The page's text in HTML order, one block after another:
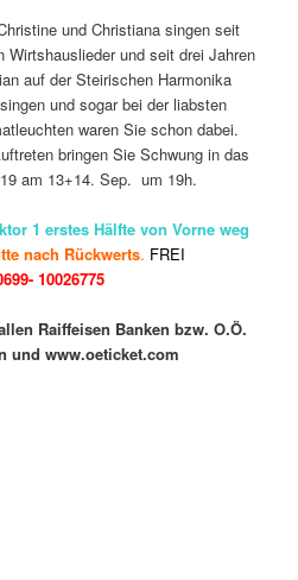
und Christiana singen seit
Wirtshauslieder und seit drei Jahren
auf der Steirischen Harmonika
und sogar bei der liabsten
waren Sie schon dabei.
bringen Sie Schwung in das
am 13+14. Sep. um 19h.
1 erstes Hälfte von Vorne weg
nach Rückwerts. FREI
10026775
Raiffeisen Banken bzw. O.Ö.
und www.oeticket.com